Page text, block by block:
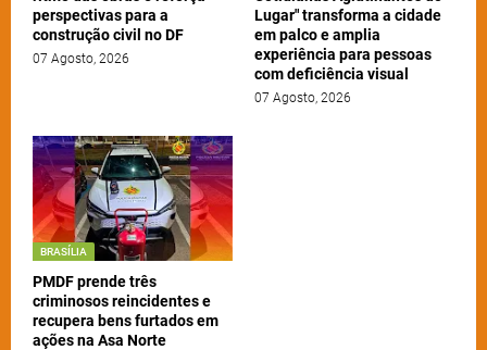
perspectivas para a
construção civil no DF
07 Agosto, 2026
Lugar" transforma a cidade
em palco e amplia
experiência para pessoas
com deficiência visual
07 Agosto, 2026
BRASÍLIA
PMDF prende três
criminosos reincidentes e
recupera bens furtados em
ações na Asa Norte